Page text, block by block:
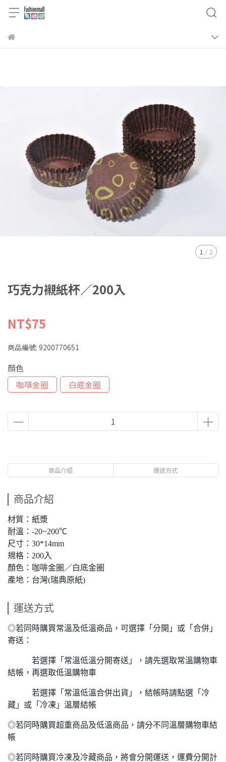
1 / 2
巧克力襯紙杯／200入
NT$75
商品編號: 9200770651
顏色
咖啡金圈
白底金圈
商品介紹 運送方式
商品介紹
材質：紙漿
耐溫：-20~200℃
尺寸：30*14mm
規格：200入
顏色：咖啡金圈／白底金圈
產地：台灣(瑞典原紙)
運送方式
◎若同時購買常溫及低溫商品，可選擇「分開」或「合併」
寄送：
若選擇「常溫低溫分開寄送」，請先選取常溫購物車
結帳，再選取低溫購物車
若選擇「常溫低溫合併出貨」，結帳時請點選「冷
藏」或「冷凍」溫層結帳
◎若同時購買超重商品及低溫商品，請分不同溫層購物車結
帳
◎若同時購買冷凍及冷藏商品，將會分開運送，運費分開計